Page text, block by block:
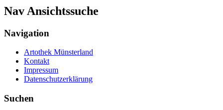
Nav Ansichtssuche
Navigation
Artothek Münsterland
Kontakt
Impressum
Datenschutzerklärung
Suchen